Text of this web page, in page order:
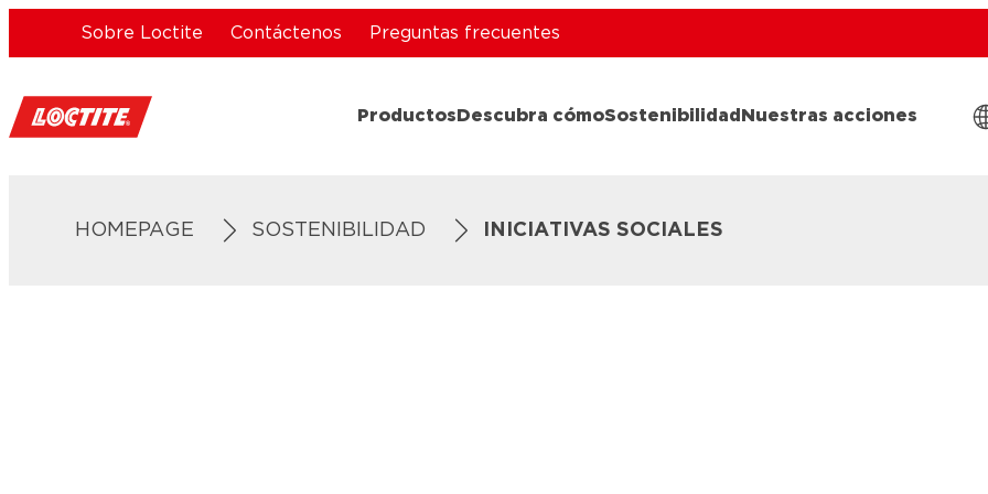
Sobre Loctite Contáctenos Preguntas frecuentes
Productos Descubra cómoSostenibilidad Nuestras acciones
HOMEPAGE SOSTENIBILIDAD INICIATIVAS SOCIALES